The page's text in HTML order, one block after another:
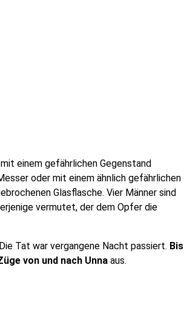
einem gefährlichen Gegenstand
oder mit einem ähnlich gefährlichen
Glasflasche. Vier Männer sind
vermutet, der dem Opfer die
Tat war vergangene Nacht passiert. Bis
von und nach Unna aus.